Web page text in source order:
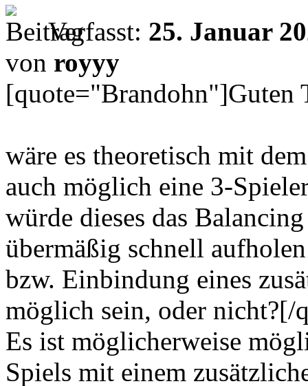
Verfasst: 25. Januar
von royyy
[quote="Brandohn"]Guten
wäre es theoretisch mit
auch möglich eine 3-
würde dieses das
übermäßig schnell
bzw. Einbindung eines
möglich sein, oder nicht?[/
Es ist möglicherweise
Spiels mit einem